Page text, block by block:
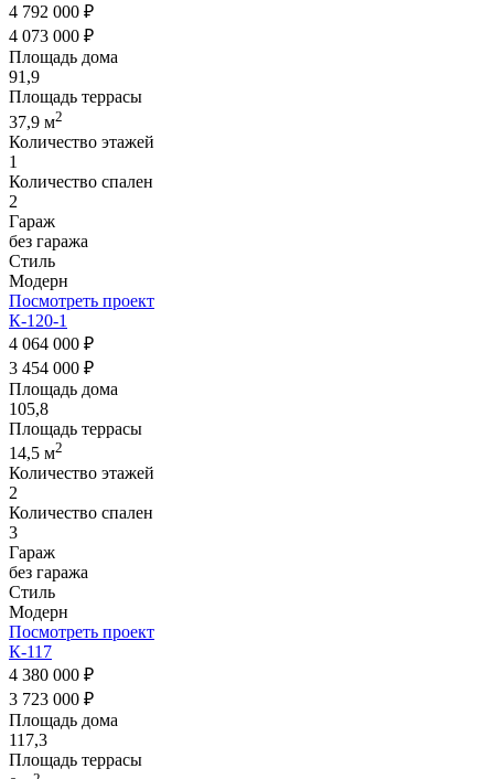
4 792 000 ₽
4 073 000 ₽
Площадь дома
91,9
Площадь террасы
37,9 м2
Количество этажей
1
Количество спален
2
Гараж
без гаража
Стиль
Модерн
Посмотреть проект
К-120-1
4 064 000 ₽
3 454 000 ₽
Площадь дома
105,8
Площадь террасы
14,5 м2
Количество этажей
2
Количество спален
3
Гараж
без гаража
Стиль
Модерн
Посмотреть проект
К-117
4 380 000 ₽
3 723 000 ₽
Площадь дома
117,3
Площадь террасы